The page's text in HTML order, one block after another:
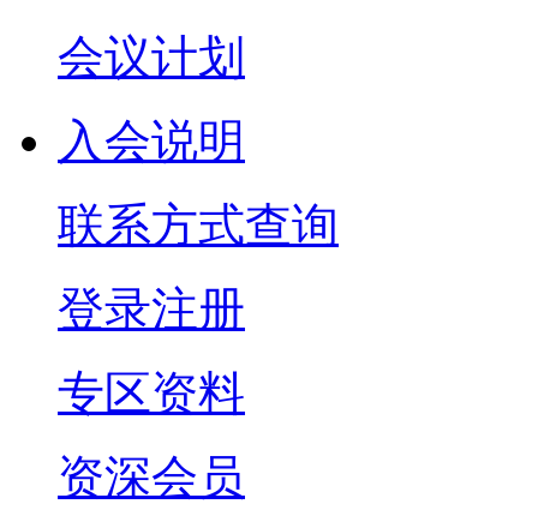
会议计划
入会说明
联系方式查询
登录注册
专区资料
资深会员